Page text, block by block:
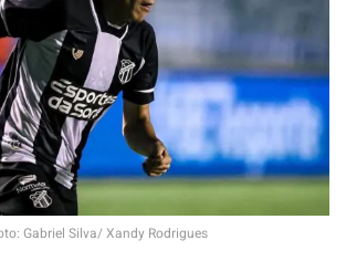
Gabriel Silva/ Xandy Rodrigues